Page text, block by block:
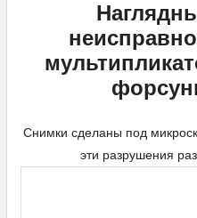
Снимки сделаны под
эти разрушения